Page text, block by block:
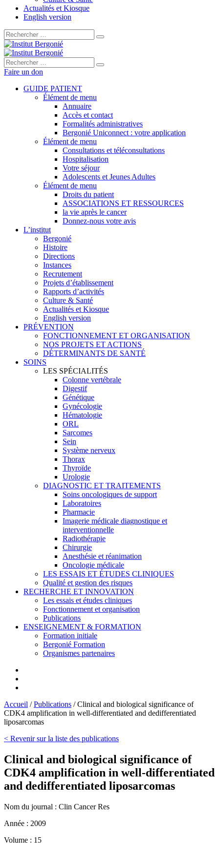
Actualités et Kiosque
English version
Rechercher :
Rechercher :
Faire un don
GUIDE PATIENT
Élément de menu
Annuaire
Accès et contact
Formalités administratives
Bergonié Uniconnect : votre application
Élément de menu
Consultations et téléconsultations
Hospitalisation
Votre séjour
Adolescents et Jeunes Adultes
Élément de menu
Droits du patient
ASSOCIATIONS ET RESSOURCES
la vie après le cancer
Donnez-nous votre avis
L’institut
Bergonié
Histoire
Directions
Instances
Recrutement
Projets d’établissement
Rapports d’activités
Culture & Santé
Actualités et Kiosque
English version
PRÉVENTION
FONCTIONNEMENT ET ORGANISATION
NOS PROJETS ET ACTIONS
DÉTERMINANTS DE SANTÉ
SOINS
LES SPÉCIALITÉS
Colonne vertébrale
Digestif
Génétique
Gynécologie
Hématologie
ORL
Sarcomes
Sein
Système nerveux
Thorax
Thyroïde
Urologie
DIAGNOSTIC ET TRAITEMENTS
Soins oncologiques de support
Laboratoires
Pharmacie
Imagerie médicale diagnostique et
interventionnelle
Radiothérapie
Chirurgie
Anesthésie et réanimation
Oncologie médicale
LES ESSAIS ET ÉTUDES CLINIQUES
Qualité et gestion des risques
RECHERCHE ET INNOVATION
Les essais et études cliniques
Fonctionnement et organisation
Publications
ENSEIGNEMENT & FORMATION
Formation initiale
Bergonié Formation
Organismes partenaires
Accueil /Publications /Clinical and biological significance of
CDK4 amplification in well-differentiated and dedifferentiated
liposarcomas
< Revenir sur la liste des publications
Clinical and biological significance of
CDK4 amplification in well-differentiated
and dedifferentiated liposarcomas
Nom du journal : Clin Cancer Res
Année : 2009
Volume : 15